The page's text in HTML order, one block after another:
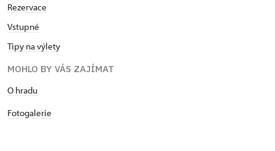
Rezervace
Vstupné
Tipy na výlety
MOHLO BY VÁS ZAJÍMAT
O hradu
Fotogalerie